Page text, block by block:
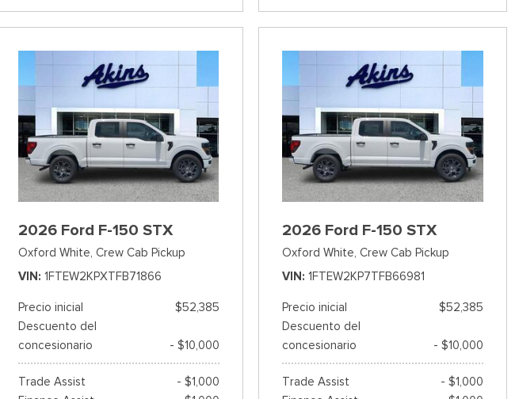
2026 Ford F-150 STX
Oxford White, Crew Cab Pickup
VIN 1FTEW2KPXTFB71866
Precio inicial
$52,385
Descuento del
concesionario
- $10,000
Trade Assist
- $1,000
2026 Ford F-150 STX
Oxford White, Crew Cab Pickup
VIN 1FTEW2KP7TFB66981
Precio inicial
$52,385
Descuento del
concesionario
- $10,000
Trade Assist
- $1,000